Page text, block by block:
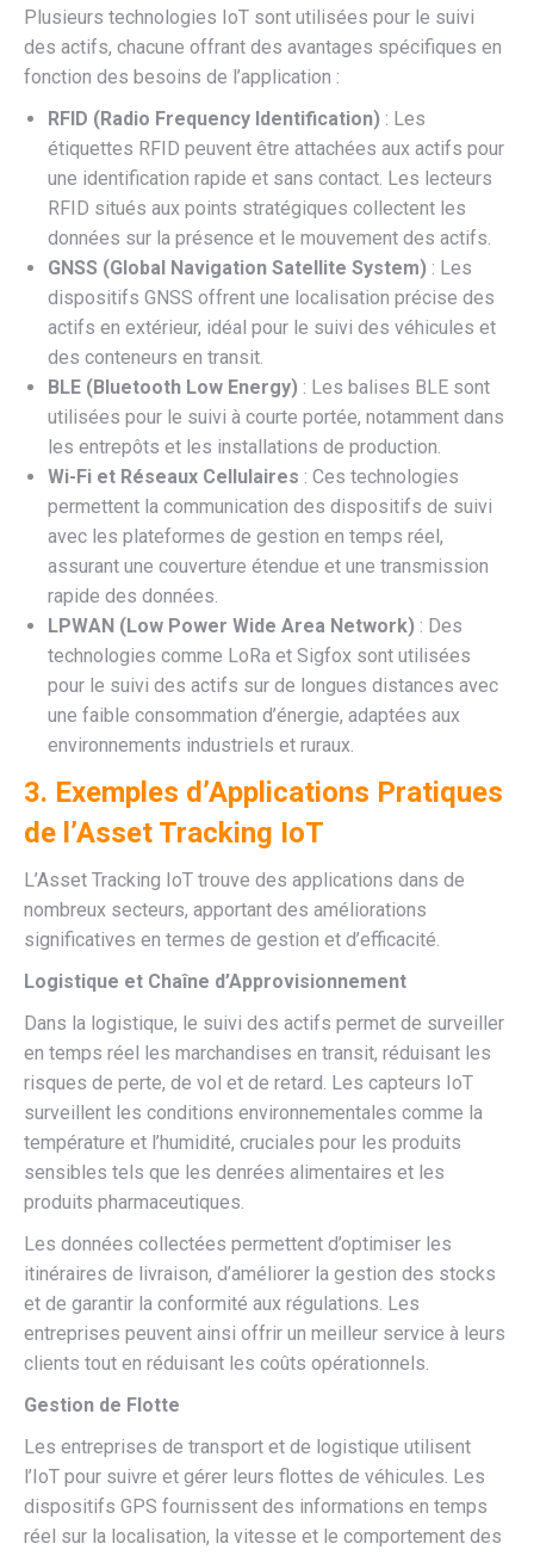
Plusieurs technologies IoT sont utilisées pour le suivi
des actifs, chacune offrant des avantages spécifiques en
fonction des besoins de l’application :
RFID (Radio Frequency Identification) : Les
étiquettes RFID peuvent être attachées aux actifs pour
une identification rapide et sans contact. Les lecteurs
RFID situés aux points stratégiques collectent les
données sur la présence et le mouvement des actifs.
GNSS (Global Navigation Satellite System) : Les
dispositifs GNSS offrent une localisation précise des
actifs en extérieur, idéal pour le suivi des véhicules et
des conteneurs en transit.
BLE (Bluetooth Low Energy) : Les balises BLE sont
utilisées pour le suivi à courte portée, notamment dans
les entrepôts et les installations de production.
Wi-Fi et Réseaux Cellulaires : Ces technologies
permettent la communication des dispositifs de suivi
avec les plateformes de gestion en temps réel,
assurant une couverture étendue et une transmission
rapide des données.
LPWAN (Low Power Wide Area Network) : Des
technologies comme LoRa et Sigfox sont utilisées
pour le suivi des actifs sur de longues distances avec
une faible consommation d’énergie, adaptées aux
environnements industriels et ruraux.
3. Exemples d’Applications Pratiques
de l’Asset Tracking IoT
L’Asset Tracking IoT trouve des applications dans de
nombreux secteurs, apportant des améliorations
significatives en termes de gestion et d’efficacité.
Logistique et Chaîne d’Approvisionnement
Dans la logistique, le suivi des actifs permet de surveiller
en temps réel les marchandises en transit, réduisant les
risques de perte, de vol et de retard. Les capteurs IoT
surveillent les conditions environnementales comme la
température et l’humidité, cruciales pour les produits
sensibles tels que les denrées alimentaires et les
produits pharmaceutiques.
Les données collectées permettent d’optimiser les
itinéraires de livraison, d’améliorer la gestion des stocks
et de garantir la conformité aux régulations. Les
entreprises peuvent ainsi offrir un meilleur service à leurs
clients tout en réduisant les coûts opérationnels.
Gestion de Flotte
Les entreprises de transport et de logistique utilisent
l’IoT pour suivre et gérer leurs flottes de véhicules. Les
dispositifs GPS fournissent des informations en temps
réel sur la localisation, la vitesse et le comportement des